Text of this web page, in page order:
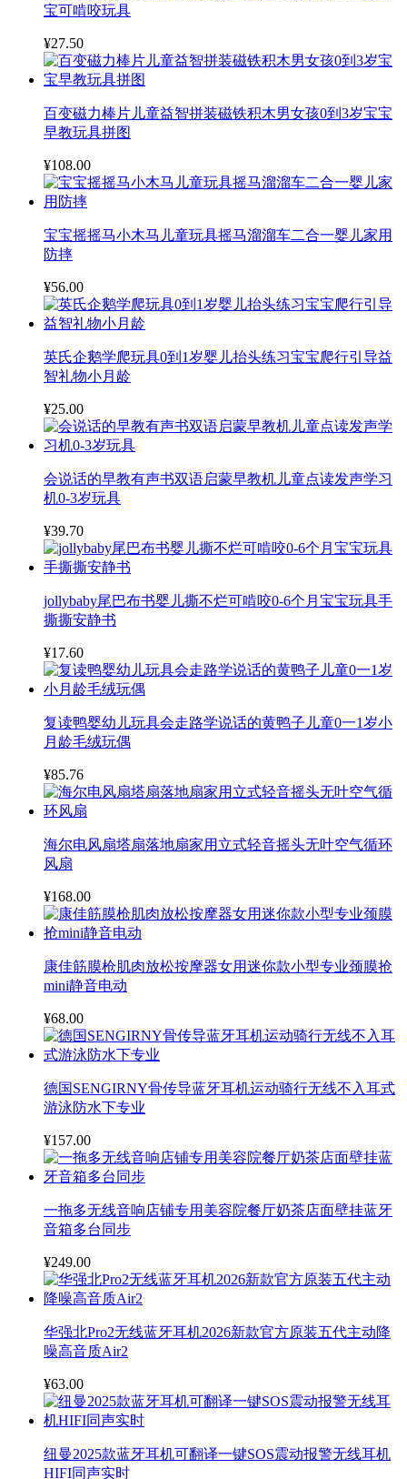
宝可啃咬玩具
¥27.50
百变磁力棒片儿童益智拼装磁铁积木男女孩0到3岁宝宝
早教玩具拼图
¥108.00
宝宝摇摇马小木马儿童玩具摇马溜溜车二合一婴儿家用
防摔
¥56.00
英氏企鹅学爬玩具0到1岁婴儿抬头练习宝宝爬行引导益
智礼物小月龄
¥25.00
会说话的早教有声书双语启蒙早教机儿童点读发声学习
机0-3岁玩具
¥39.70
jollybaby尾巴布书婴儿撕不烂可啃咬0-6个月宝宝玩具手
撕撕安静书
¥17.60
复读鸭婴幼儿玩具会走路学说话的黄鸭子儿童0一1岁小
月龄毛绒玩偶
¥85.76
海尔电风扇塔扇落地扇家用立式轻音摇头无叶空气循环
风扇
¥168.00
康佳筋膜枪肌肉放松按摩器女用迷你款小型专业颈膜抢
mini静音电动
¥68.00
德国SENGIRNY骨传导蓝牙耳机运动骑行无线不入耳式
游泳防水下专业
¥157.00
一拖多无线音响店铺专用美容院餐厅奶茶店面壁挂蓝牙
音箱多台同步
¥249.00
华强北Pro2无线蓝牙耳机2026新款官方原装五代主动降
噪高音质Air2
¥63.00
纽曼2025款蓝牙耳机可翻译一键SOS震动报警无线耳机
HIFI同声实时